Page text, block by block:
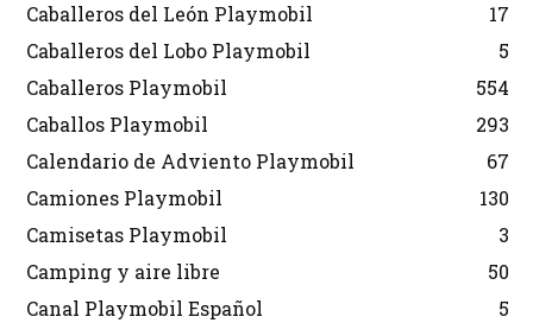
Caballeros del León Playmobil
17
Caballeros del Lobo Playmobil
5
Caballeros Playmobil
554
Caballos Playmobil
293
Calendario de Adviento Playmobil
67
Camiones Playmobil
130
Camisetas Playmobil
3
Camping y aire libre
50
Canal Playmobil Español
5